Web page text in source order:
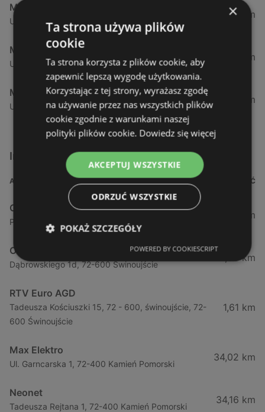
Media Expert
Ul. Nowomyśliwska 23, 72-500 Międzyzdroje
12,12 km
Media Expert
Ul. Szczecińska 24, 72-400 Kamień Pomorski
34,64 km
Media Expert
Ul. Józefa Piłsudskiego 41, 72-010 Police
44,6 km
Inne sklepy AGD w pobliżu
ADRES ODLEGŁOŚĆ
Orange
Pl. Wolności 6, 72-600 Świnoujście
1,18 km
Orange
Dąbrowskiego 1d, 72-600 Świnoujście
1,39 km
RTV Euro AGD
Tadeusza Kościuszki 15, 72 - 600, świnoujście, 72-
600 Świnoujście
1,61 km
Max Elektro
Ul. Garncarska 1, 72-400 Kamień Pomorski
34,02 km
Neonet
Tadeusza Rejtana 1, 72-400 Kamień Pomorski
34,16 km
×
Ta strona używa plików
cookie
Ta strona korzysta z plików cookie, aby
zapewnić lepszą wygodę użytkowania.
Korzystając z tej strony, wyrażasz zgodę
na używanie przez nas wszystkich plików
cookie zgodnie z warunkami naszej
polityki plików cookie. Dowiedz się więcej
AKCEPTUJ WSZYSTKIE
ODRZUĆ WSZYSTKIE
POKAŻ SZCZEGÓŁY
POWERED BY COOKIESCRIPT